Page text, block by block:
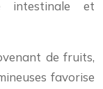
intestinale et
de fruits,
favorise